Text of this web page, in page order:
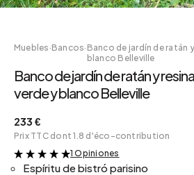
Muebles ·Bancos· Banco de jardín de ratán
blanco Belleville
Banco de jardín de ratán y
verde y blanco Belleville
233 €
Prix TTC dont 1.8 d'éco-contribution
&
1 Opiniones
Espíritu de bistró parisino